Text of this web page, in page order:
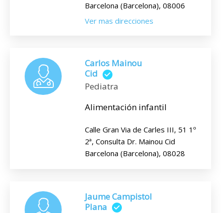
Barcelona (Barcelona), 08006
Ver mas direcciones
Carlos Mainou
Cid
Pediatra
Alimentación infantil
Calle Gran Via de Carles III, 51 1º
2ª, Consulta Dr. Mainou Cid
Barcelona (Barcelona), 08028
Jaume Campistol
Plana